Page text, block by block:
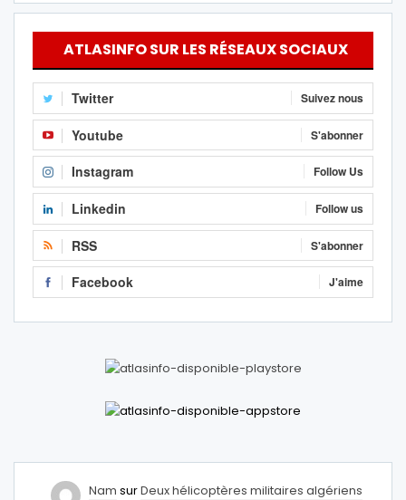
ATLASINFO SUR LES RÉSEAUX SOCIAUX
Twitter Suivez nous
Youtube S'abonner
Instagram Follow Us
Linkedin Follow us
RSS S'abonner
Facebook J'aime
Nam surDeux hélicoptères militaires algériens